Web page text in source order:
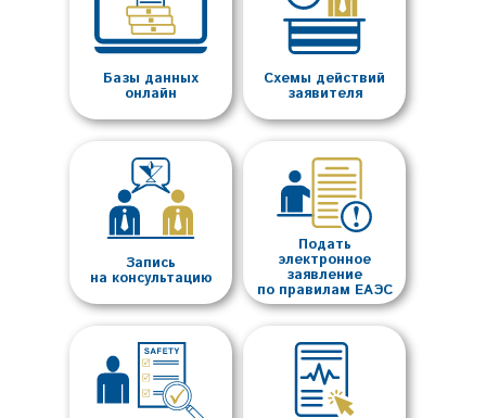
Базы данных
онлайн
Схемы действий
заявителя
Запись
на консультацию
Подать
электронное
заявление
по правилам ЕАЭС